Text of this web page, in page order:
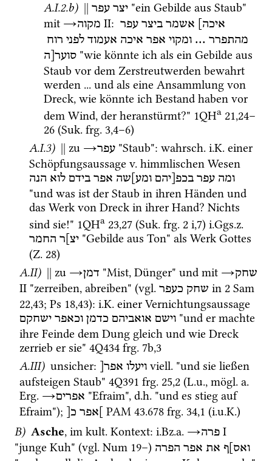
A.I.2.b) || יצר עפר
mit →מקוה ‎ II: איכה] אשמר ביצר עפר
מהתפרר ... ומקוי אפר איכה אעמוד לפני רוח
סוער[ה "wie könnte ich als ein Gebilde aus
Staub vor dem Zerstreutwerden bewahrt
werden ... und als eine Ansammlung von
Dreck, wie könnte ich Bestand haben vor
dem Wind, der heranstürmt?" 1QHa 21,24–
26 (Suk. frg. 3,4–6)
A.I.3) || zu →עפר "Staub": wahrsch. i.K. einer
Schöpfungsaussage v.
ומה עפר בכפ[יהם ומע]שה אפר בידם לוא הנה
"und was ist der Staub in ihren Händen und
das Werk von Dreck in ihrer Hand? Nichts
sind sie!" 1QHa 23,27 (Suk. frg. 2 i,7) i.Ggs.z.
יצ]ר החמר
"Gebilde aus Ton" als Werk Gottes
(Z. 28)
A.II) || zu →דמן "Mist, Dünger" und mit →שחק
II "zerreiben, abreiben" (vgl. שחק כעפר in 2 Sam
22,43; Ps 18,43): i.K.
וישם אואביהם כדמן וכאפר ישחקם
"und er machte
ihre Feinde dem Dung gleich und wie Dreck
zerrieb er sie" 4Q434 frg. 7b,3
A.III) unsicher: ויעלו אפר[ viell. "und sie ließen
aufsteigen Staub" 4Q391 frg. 25,2 (L.u., mögl. a.
Erg. →אפרים "Efraim", d.h. "und es stieg auf
Efraim");
]אפר כ[ PAM 43.678 frg. 34,1 (i.u.K.)
B) Asche, im kult. Kontext: i.Bz.a. →פרה ‎ I
"junge Kuh" (vgl. Num 19–) ואס]ף את אפר הפרה